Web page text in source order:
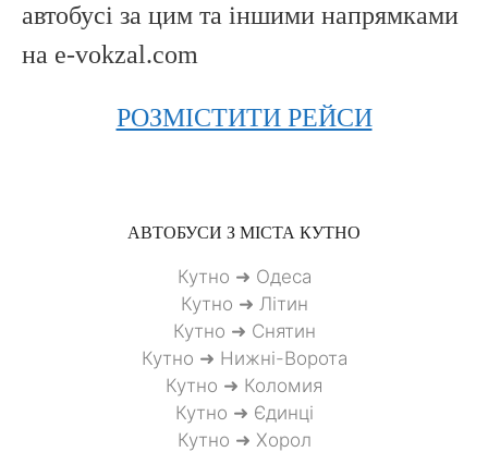
автобусі за цим та іншими напрямками
на e-vokzal.com
РОЗМІСТИТИ РЕЙСИ
АВТОБУСИ З МІСТА КУТНО
Кутно ➜ Одеса
Кутно ➜ Літин
Кутно ➜ Снятин
Кутно ➜ Нижні-Ворота
Кутно ➜ Коломия
Кутно ➜ Єдинці
Кутно ➜ Хорол